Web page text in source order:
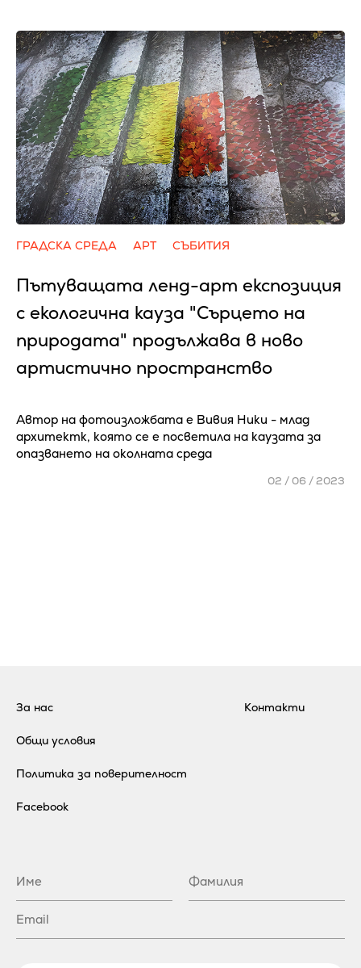
ГРАДСКА СРЕДА АРТ СЪБИТИЯ
Пътуващата ленд-арт експозиция
с екологична кауза "Сърцето на
природата" продължава в ново
артистично пространство
Автор на фотоизложбата е Вивия Ники - млад
архитектк, която се е посветила на каузата за
опазването на околната среда
02 / 06 / 2023
За нас
Общи условия
Политика за поверителност
Контакти
Facebook